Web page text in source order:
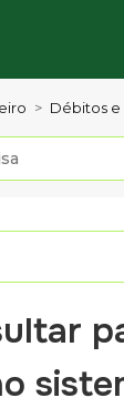
Débitos e